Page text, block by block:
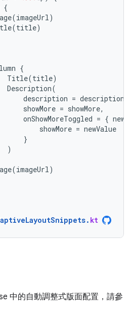
{
(imageUrl)
(title)
{
Title(title)
Description(
description = description
showMore = showMore,
onShowMoreToggled = {
showMore = newValue
}
)
(imageUrl)
. kt
中的自動調整式版面配置，請參